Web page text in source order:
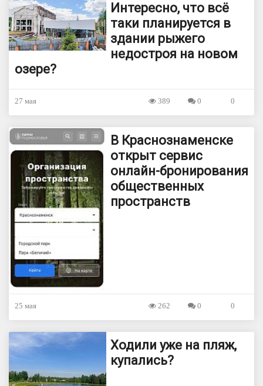
Интересно, что всё
таки планируется в
здании рыжего
недостроя на новом
озере?
27 мая 0
0
389
В Краснознаменске
открыт сервис
онлайн-бронирования
общественных
пространств
25 мая 0
0
262
Ходили уже на пляж,
купались?